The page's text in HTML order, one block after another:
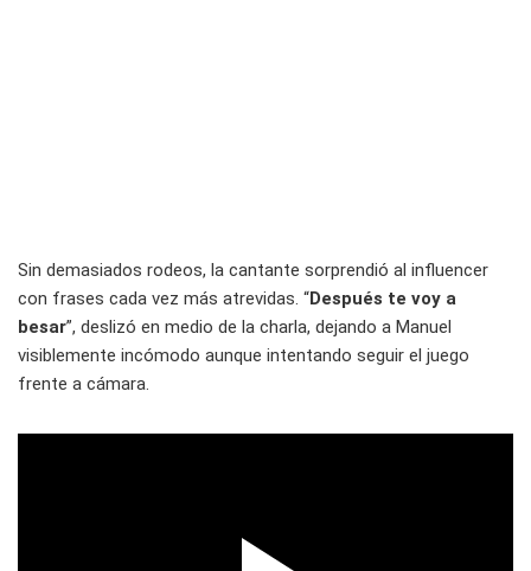
Sin demasiados rodeos, la cantante sorprendió al influencer
con frases cada vez más atrevidas. “Después te voy a
besar”, deslizó en medio de la charla, dejando a Manuel
visiblemente incómodo aunque intentando seguir el juego
frente a cámara.